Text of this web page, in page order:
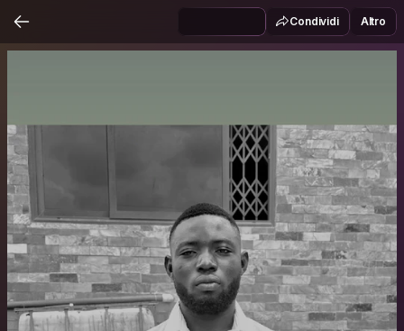
Condividi Altro